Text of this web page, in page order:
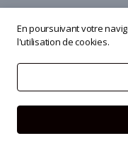
En poursuivant votre
l'utilisation de cookies.